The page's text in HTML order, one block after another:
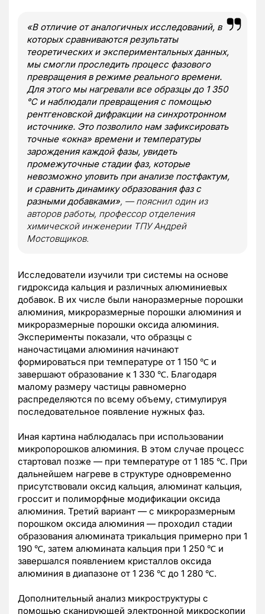
«В отличие от аналогичных исследований, в
которых сравниваются результаты
теоретических и экспериментальных данных,
мы смогли проследить процесс фазового
превращения в режиме реального времени.
Для этого мы нагревали все образцы до 1 350
℃ и наблюдали превращения с помощью
рентгеновской дифракции на синхротронном
источнике. Это позволило нам зафиксировать
точные «окна» времени и температуры
зарождения каждой фазы, увидеть
промежуточные стадии фаз, которые
невозможно уловить при анализе постфактум,
и сравнить динамику образования фаз с
разными добавками», — пояснил один из
авторов работы, профессор отделения
химической инженерии ТПУ Андрей
Мостовщиков.
Исследователи изучили три системы на основе
гидроксида кальция и различных алюминиевых
добавок. В их числе были наноразмерные порошки
алюминия, микроразмерные порошки алюминия и
микроразмерные порошки оксида алюминия.
Эксперименты показали, что образцы с
наночастицами алюминия начинают
формироваться при температуре от 1 150 ℃ и
завершают образование к 1 330 ℃. Благодаря
малому размеру частицы равномерно
распределяются по всему объему, стимулируя
последовательное появление нужных фаз.
Иная картина наблюдалась при использовании
микропорошков алюминия. В этом случае процесс
стартовал позже — при температуре от 1 185 ℃. При
дальнейшем нагреве в структуре одновременно
присутствовали оксид кальция, алюминат кальция,
гроссит и полиморфные модификации оксида
алюминия. Третий вариант — с микроразмерным
порошком оксида алюминия — проходил стадии
образования алюмината трикальция примерно при 1
190 ℃, затем алюмината кальция при 1 250 ℃ и
завершался появлением кристаллов оксида
алюминия в диапазоне от 1 236 ℃ до 1 280 ℃.
Дополнительный анализ микроструктуры с
помощью сканирующей электронной микроскопии